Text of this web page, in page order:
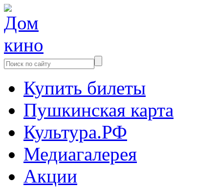
Купить билеты
Пушкинская карта
Культура.РФ
Медиагалерея
Акции